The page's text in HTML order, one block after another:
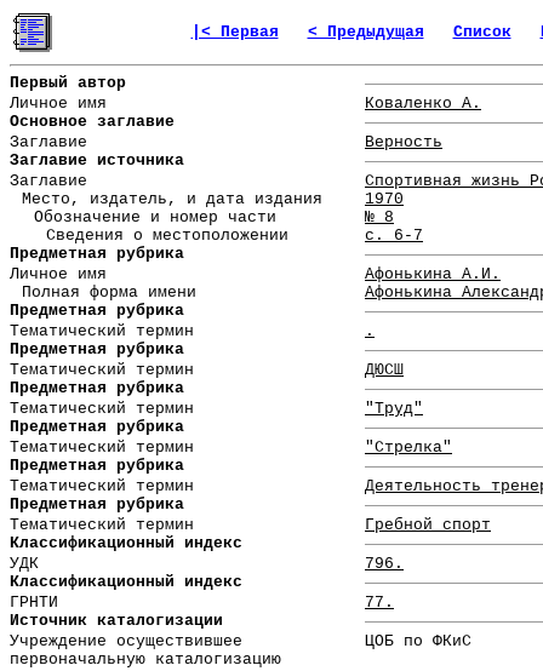
|< Первая < Предыдущая Список
Первый автор
Личное имя
Коваленко А.
Основное заглавие
Заглавие
Верность
Заглавие источника
Заглавие
Спортивная жизнь
Место, издатель, и дата издания
1970
Обозначение и номер части
№ 8
Сведения о местоположении
с. 6-7
Предметная рубрика
Личное имя
Афонькина А.И.
Полная форма имени
Афонькина
Предметная рубрика
Тематический термин
.
Предметная рубрика
Тематический термин
ДЮСШ
Предметная рубрика
Тематический термин
"Труд"
Предметная рубрика
Тематический термин
"Стрелка"
Предметная рубрика
Тематический термин
Деятельность
Предметная рубрика
Тематический термин
Гребной спорт
Классификационный индекс
УДК
796.
Классификационный индекс
ГРНТИ
77.
Источник каталогизации
Учреждение осуществившее
первоначальную каталогизацию
ЦОБ по ФКиС